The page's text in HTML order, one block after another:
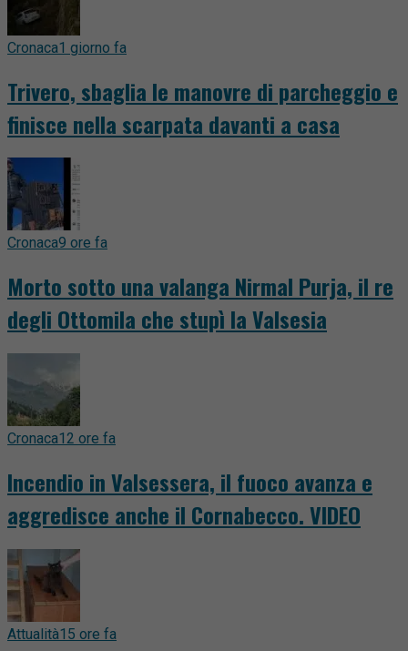
Cronaca1 giorno fa
Trivero, sbaglia le manovre di parcheggio e
finisce nella scarpata davanti a casa
Cronaca9 ore fa
Morto sotto una valanga Nirmal Purja, il re
degli Ottomila che stupì la Valsesia
Cronaca12 ore fa
Incendio in Valsessera, il fuoco avanza e
aggredisce anche il Cornabecco. VIDEO
Attualità15 ore fa